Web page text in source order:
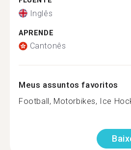
Inglês
APRENDE
Cantonês
Meus assuntos favoritos
Football, Motorbikes, Ice